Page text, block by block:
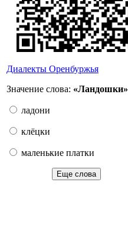
Диалекты Оренбуржья
Значение слова: «Ландошки»
ладони
клёцки
маленькие платки
Еще слова